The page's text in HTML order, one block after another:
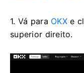
1. Vá para OKXe
superior direito.